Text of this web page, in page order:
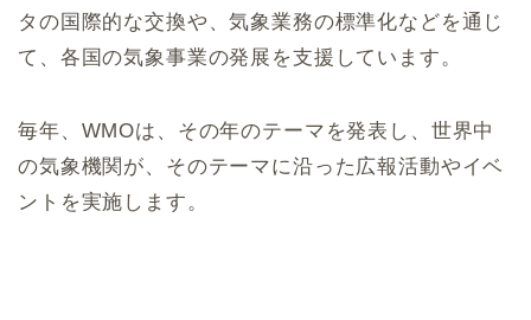
タの国際的な交換や、気象業務の標準化などを通じ
て、各国の気象事業の発展を支援しています。
毎年、WMOは、その年のテーマを発表し、世界中
の気象機関が、そのテーマに沿った広報活動やイベ
ントを実施します。